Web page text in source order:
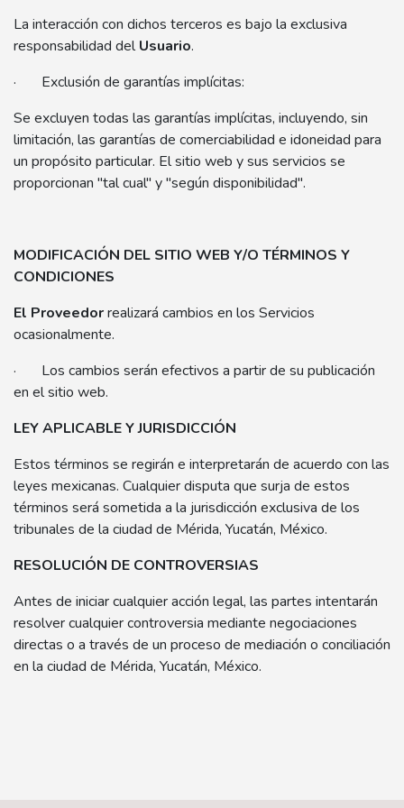
La interacción con dichos terceros es bajo la exclusiva
responsabilidad delUsuario.
· Exclusión de garantías implícitas:
Se excluyen todas las garantías implícitas, incluyendo, sin
limitación, las garantías de comerciabilidad e idoneidad para
un propósito particular. El sitio web y sus servicios se
proporcionan "tal cual" y "según disponibilidad".
MODIFICACIÓN DEL SITIO WEB Y/O TÉRMINOS Y
CONDICIONES
El Proveedorrealizará cambios en los Servicios
ocasionalmente.
· Los cambios serán efectivos a partir de su publicación
en el sitio web.
LEY APLICABLE Y JURISDICCIÓN
Estos términos se regirán e interpretarán de acuerdo con las
leyes mexicanas. Cualquier disputa que surja de estos
términos será sometida a la jurisdicción exclusiva de los
tribunales de la ciudad de Mérida, Yucatán, México.
RESOLUCIÓN DE CONTROVERSIAS
Antes de iniciar cualquier acción legal, las partes intentarán
resolver cualquier controversia mediante negociaciones
directas o a través de un proceso de mediación o conciliación
en la ciudad de Mérida, Yucatán, México.